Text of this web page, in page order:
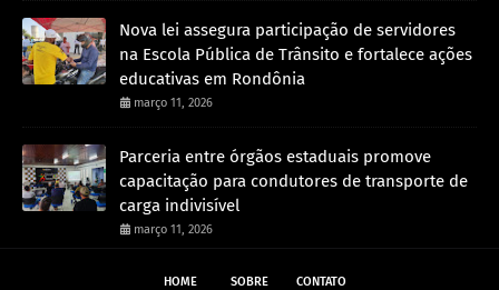
Nova lei assegura participação de servidores
na Escola Pública de Trânsito e fortalece ações
educativas em Rondônia
março 11, 2026
Parceria entre órgãos estaduais promove
capacitação para condutores de transporte de
carga indivisível
março 11, 2026
HOME SOBRE CONTATO